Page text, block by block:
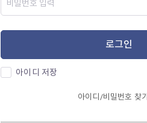
로그인
아이디 저장
아이디/비밀번호 찾기